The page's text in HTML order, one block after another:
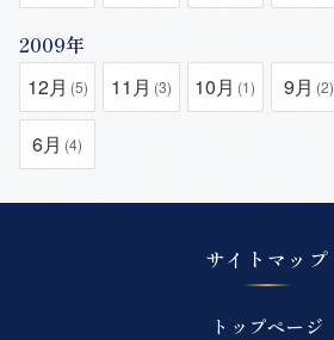
2009年
12月 (5) 11月 (3) 10月 (1) 9月 (2)
6月 (4)
サイトマップ
トップページ